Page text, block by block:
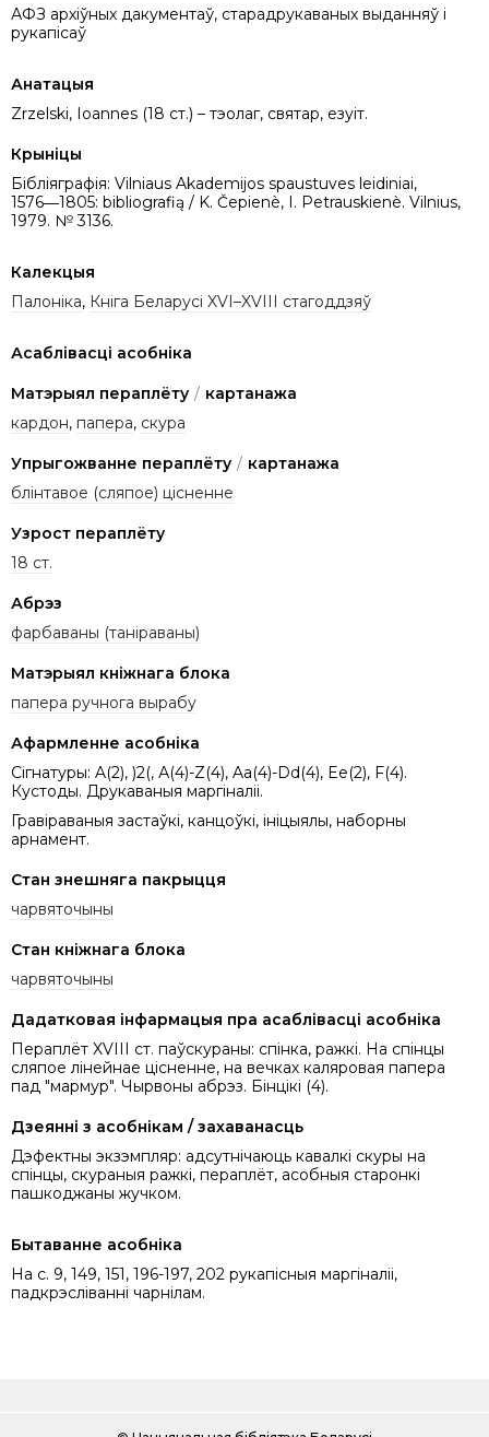
АФЗ архіўных дакументаў, старадрукаваных выданняў і
рукапісаў
Анатацыя
Zrzelski, Ioannes (18 ст.) – тэолаг, святар, езуіт.
Крыніцы
Бібліяграфія: Vilniaus Akademijos spaustuves leidiniai,
1576―1805: bibliografią / K. Čepienè, I. Petrauskienè. Vilnius,
1979. № 3136.
Калекцыя
Палоніка, Кніга Беларусі XVI–XVIII стагоддзяў
Асаблівасці асобніка
Матэрыял пераплёту / картанажа
кардон, папера, скура
Упрыгожванне пераплёту / картанажа
блінтавое (сляпое) цісненне
Узрост пераплёту
18 ст.
Абрэз
фарбаваны (таніраваны)
Матэрыял кніжнага блока
папера ручнога вырабу
Афармленне асобніка
Сігнатуры: A(2), )2(, А(4)-Z(4), Aa(4)-Dd(4), Ee(2), F(4).
Кустоды. Друкаваныя маргіналіі.
Гравіраваныя застаўкі, канцоўкі, ініцыялы, наборны
арнамент.
Стан знешняга пакрыцця
чарвяточыны
Стан кніжнага блока
чарвяточыны
Дадатковая інфармацыя пра асаблівасці асобніка
Пераплёт XVIII ст. паўскураны: спінка, ражкі. На спінцы
сляпое лінейнае цісненне, на вечках каляровая папера
пад "мармур". Чырвоны абрэз. Бінцікі (4).
Дзеянні з асобнікам / захаванасць
Дэфектны экзэмпляр: адсутнічаюць кавалкі скуры на
спінцы, скураныя ражкі, пераплёт, асобныя старонкі
пашкоджаны жучком.
Бытаванне асобніка
На с. 9, 149, 151, 196-197, 202 рукапісныя маргіналіі,
падкрэсліванні чарнілам.